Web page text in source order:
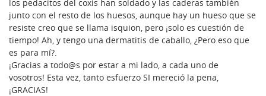
los pedacitos del coxis han soldado y las caderas también
junto con el resto de los huesos, aunque hay un hueso que se
resiste creo que se llama isquion, pero ¡solo es cuestión de
tiempo! Ah, y tengo una dermatitis de caballo, ¿Pero eso que
es para mí?.
¡Gracias a todo@s por estar a mi lado, a cada uno de
vosotros! Esta vez, tanto esfuerzo SI mereció la pena,
¡GRACIAS!